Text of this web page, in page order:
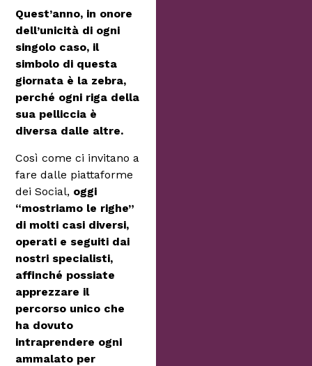
Quest’anno, in onore
dell’unicità di ogni
singolo caso, il
simbolo di questa
giornata è la zebra,
perché ogni riga della
sua pelliccia è
diversa dalle altre.
Così come ci invitano a
fare dalle piattaforme
dei Social, oggi
“mostriamo le righe”
di molti casi diversi,
operati e seguiti dai
nostri specialisti,
affinché possiate
apprezzare il
percorso unico che
ha dovuto
intraprendere ogni
ammalato per